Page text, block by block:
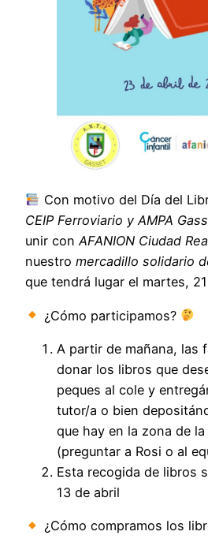
Con motivo del Día del
CEIP Ferroviario y AMPA
unir conAFANION Ciudad
nuestro mercadillo solidario
que tendrá lugar el martes,
¿Cómo participamos?
A partir de mañana, las
donar los libros que
peques al cole y
tutor/a o bien
que hay en la zona de
(preguntar a Rosi o al
Esta recogida de libros
13 de abril
¿Cómo compramos los